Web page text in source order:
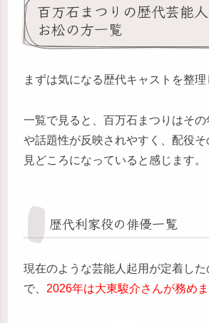
百万石まつりの歴代芸能
お松の方一覧
まずは気になる歴代キャストを整理
一覧で見ると、百万石まつりはそ
や話題性が反映されやすく、配役
見どころになっていると感じます。
歴代利家役の俳優一覧
現在のような芸能人起用が定着し
で、 2026年は大東駿介さんが務めま